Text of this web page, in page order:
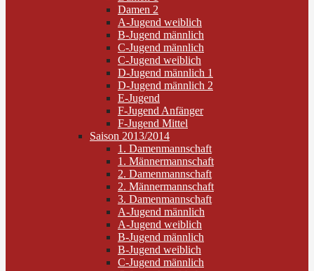
Damen 2
A-Jugend weiblich
B-Jugend männlich
C-Jugend männlich
C-Jugend weiblich
D-Jugend männlich 1
D-Jugend männlich 2
E-Jugend
F-Jugend Anfänger
F-Jugend Mittel
Saison 2013/2014
1. Damenmannschaft
1. Männermannschaft
2. Damenmannschaft
2. Männermannschaft
3. Damenmannschaft
A-Jugend männlich
A-Jugend weiblich
B-Jugend männlich
B-Jugend weiblich
C-Jugend männlich